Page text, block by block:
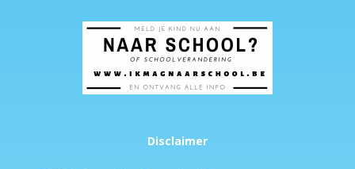
Disclaimer